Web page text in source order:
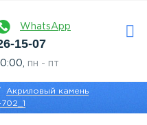
WhatsApp
15-07
пн - пт
Акриловый камень
702_1